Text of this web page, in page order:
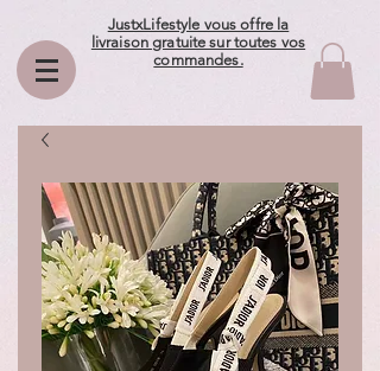
JustxLifestyle vous offre la
livraison gratuite sur toutes vos
commandes.